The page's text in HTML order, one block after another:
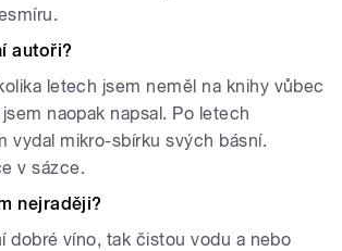
autoři?
letech jsem neměl na knihy vůbec
naopak napsal. Po letech
vydal mikro-sbírku svých básní.
v sázce.
nejraději?
dobré víno, tak čistou vodu a nebo